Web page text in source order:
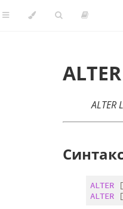
ALTER
ALTER [
ALTER [